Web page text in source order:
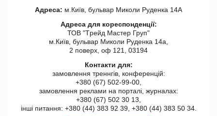
Адреса: м.Київ, бульвар Миколи Руденка 14А
Адреса для кореспонденції:
ТОВ "Tрейд Мастер Груп"
м.Київ, бульвар Миколи Руденка 14а,
2 поверх, оф 121, 03194
Контакти для:
замовлення треннгів, конференцій:
+380 (67) 502-99-00,
замовлення реклами на порталі, журналах:
+380 (67) 502 30 13,
інші питання: +380 (44) 383 92 39, +380 (44) 383 50 34.